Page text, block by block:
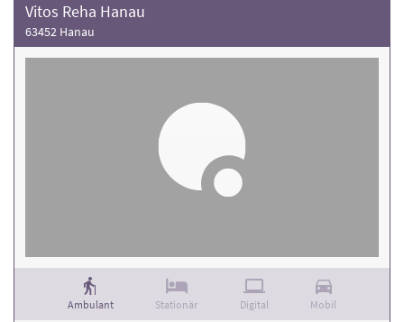
Vitos Reha Hanau
63452 Hanau
Ambulant Stationär Digital Mobil